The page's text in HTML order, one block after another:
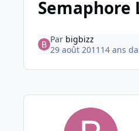
Semaphore
Par bigbizz
29 août 2011 14 ans